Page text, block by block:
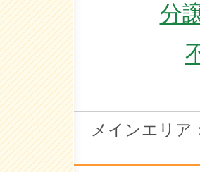
分
メインエリア